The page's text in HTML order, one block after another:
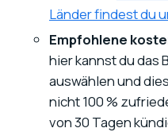
Länder findest du
Empfohlene
hier kannst du das
auswählen und
nicht 100 %
von 30 Tagen